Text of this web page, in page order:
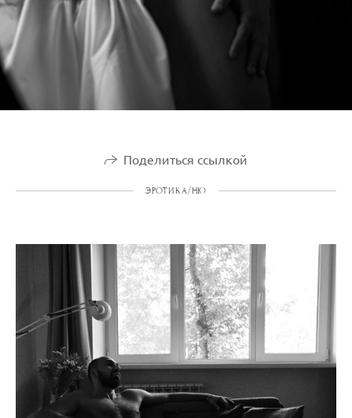
Поделиться ссылкой
ЭРОТИКА/НЮ